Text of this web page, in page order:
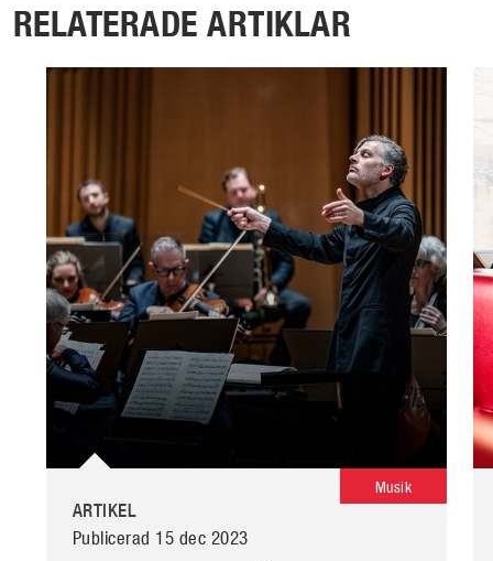
RELATERADE ARTIKLAR
Musik
ARTIKEL
Publicerad 15 dec 2023